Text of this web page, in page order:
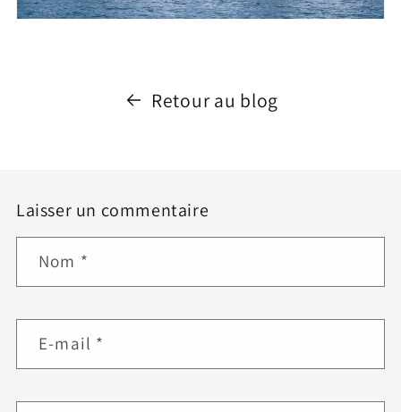
Retour au blog
Laisser un commentaire
Nom *
E-mail *